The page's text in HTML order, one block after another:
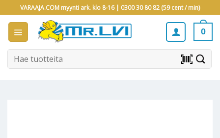
to
content
VARAAJA.COM myynti ark. klo 8-16 | 0300 30 80 82 (59 cent / min)
0
Etsi: barcode_scanner